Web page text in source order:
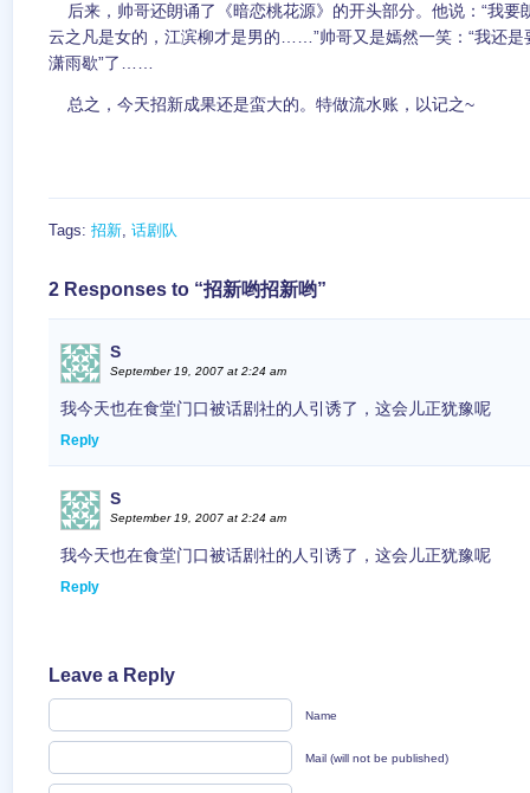
后来，帅哥还朗诵了《暗恋桃花源》的开头部分。他说：“我
云之凡是女的，江滨柳才是男的……”帅哥又是嫣然一笑：“我还是
潇雨歇”了……
总之，今天招新成果还是蛮大的。特做流水账，以记之~
Tags: 招新, 话剧队
2 Responses to “招新哟招新哟”
S
September 19, 2007 at 2:24 am
我今天也在食堂门口被话剧社的人引诱了，这会儿正犹豫呢
Reply
S
September 19, 2007 at 2:24 am
我今天也在食堂门口被话剧社的人引诱了，这会儿正犹豫呢
Reply
Leave a Reply
Name
Mail (will not be published)